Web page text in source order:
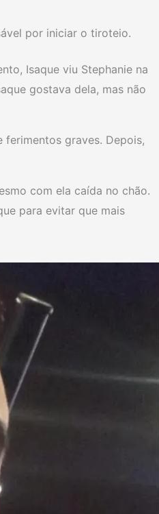
por iniciar o tiroteio.
Isaque viu Stephanie na
gostava dela, mas não
graves. Depois,
com ela caída no chão.
para evitar que mais